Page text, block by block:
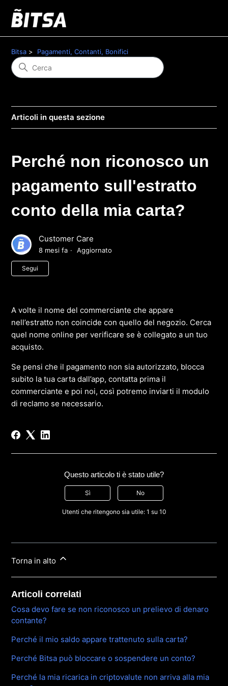
Bitsa Pagamenti, Contanti, Bonifici
Articoli in questa sezione
Perché non riconosco un
pagamento sull'estratto
conto della mia carta?
Customer Care
8 mesi fa Aggiornato
Segui
A volte il nome del commerciante che appare
nell’estratto non coincide con quello del negozio. Cerca
quel nome online per verificare se è collegato a un tuo
acquisto.
Se pensi che il pagamento non sia autorizzato, blocca
subito la tua carta dall’app, contatta prima il
commerciante e poi noi, così potremo inviarti il modulo
di reclamo se necessario.
Questo articolo ti è stato utile?
Sì No
Utenti che ritengono sia utile: 1 su 10
Torna in alto
Articoli correlati
Cosa devo fare se non riconosco un prelievo di denaro
contante?
Perché il mio saldo appare trattenuto sulla carta?
Perché Bitsa può bloccare o sospendere un conto?
Perché la mia ricarica in criptovalute non arriva alla mia